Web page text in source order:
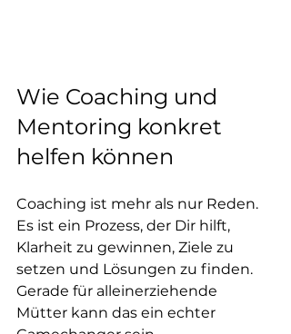
Wie Coaching und
Mentoring konkret
helfen können
Coaching ist mehr als nur Reden.
Es ist ein Prozess, der Dir hilft,
Klarheit zu gewinnen, Ziele zu
setzen und Lösungen zu finden.
Gerade für alleinerziehende
Mütter kann das ein echter